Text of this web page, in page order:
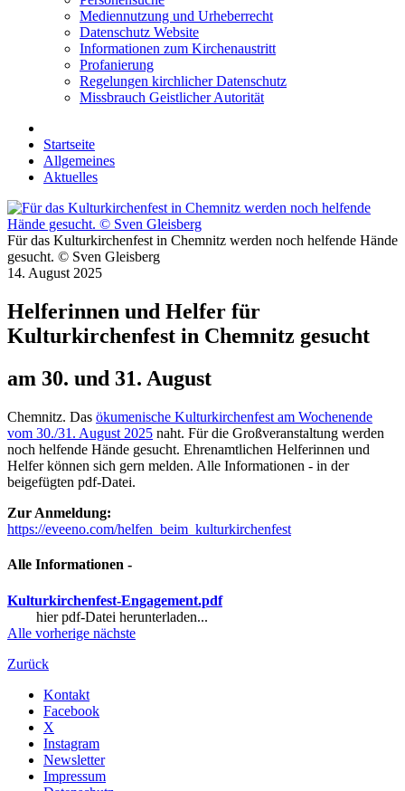
Mediennutzung und Urheberrecht
Datenschutz Website
Informationen zum Kirchenaustritt
Profanierung
Regelungen kirchlicher Datenschutz
Missbrauch Geistlicher Autorität
Startseite
Allgemeines
Aktuelles
Für das Kulturkirchenfest in Chemnitz werden noch helfende Hände
gesucht. © Sven Gleisberg
14. August 2025
Helferinnen und Helfer für
Kulturkirchenfest in Chemnitz gesucht
am 30. und 31. August
Chemnitz. Das ökumenische Kulturkirchenfest am Wochenende
vom 30./31. August 2025 naht. Für die Großveranstaltung werden
noch helfende Hände gesucht. Ehrenamtlichen Helferinnen und
Helfer können sich gern melden. Alle Informationen - in der
beigefügten pdf-Datei.
Zur Anmeldung:
https://eveeno.com/helfen_beim_kulturkirchenfest
Alle Informationen -
Kulturkirchenfest-Engagement.pdf
hier pdf-Datei herunterladen...
Alle vorherige nächste
Zurück
Kontakt
Facebook
X
Instagram
Newsletter
Impressum